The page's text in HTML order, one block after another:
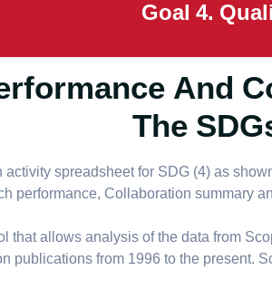
And
The
spreadsheet for SDG (4) as
performance, Collaboration summary
that allows analysis of the data from
publications from 1996 to the present.